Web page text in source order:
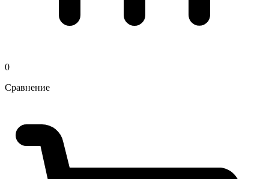
0
Сравнение